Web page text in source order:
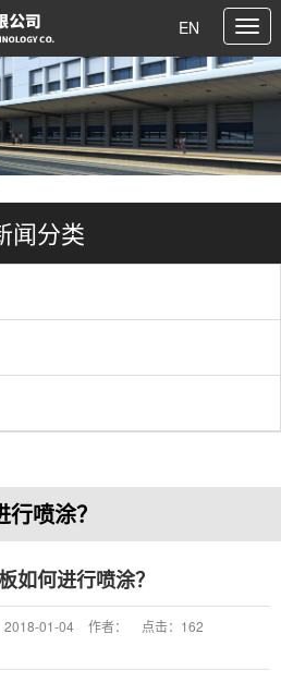
EN
闻分类
喷涂？
置：首 页>>新闻中心
如何进行喷涂？
2018-01-04 作者： 点击： 162